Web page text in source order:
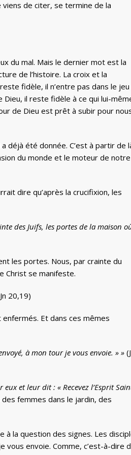
de citer, se termine de la
du mal. Mais le dernier mot est la
de l’histoire. La croix et la
fidèle, il n’entre pas dans le jeu
Dieu, il reste fidèle à ce qui lui-
de Dieu est prêt à subir pour
été donnée. C’est à partir de
du monde et le moteur de notre
dire qu’après la crucifixion, les
des Juifs, les portes de la maison
les portes. Nous, par crainte du
Christ se manifeste.
20,19)
Et dans ces mêmes
à mon tour je vous envoie. » »
et leur dit : « Recevez l’Esprit
femmes dans le jardin, des
à la question des signes. Les
vous envoie. Comme, c’est-à-dire